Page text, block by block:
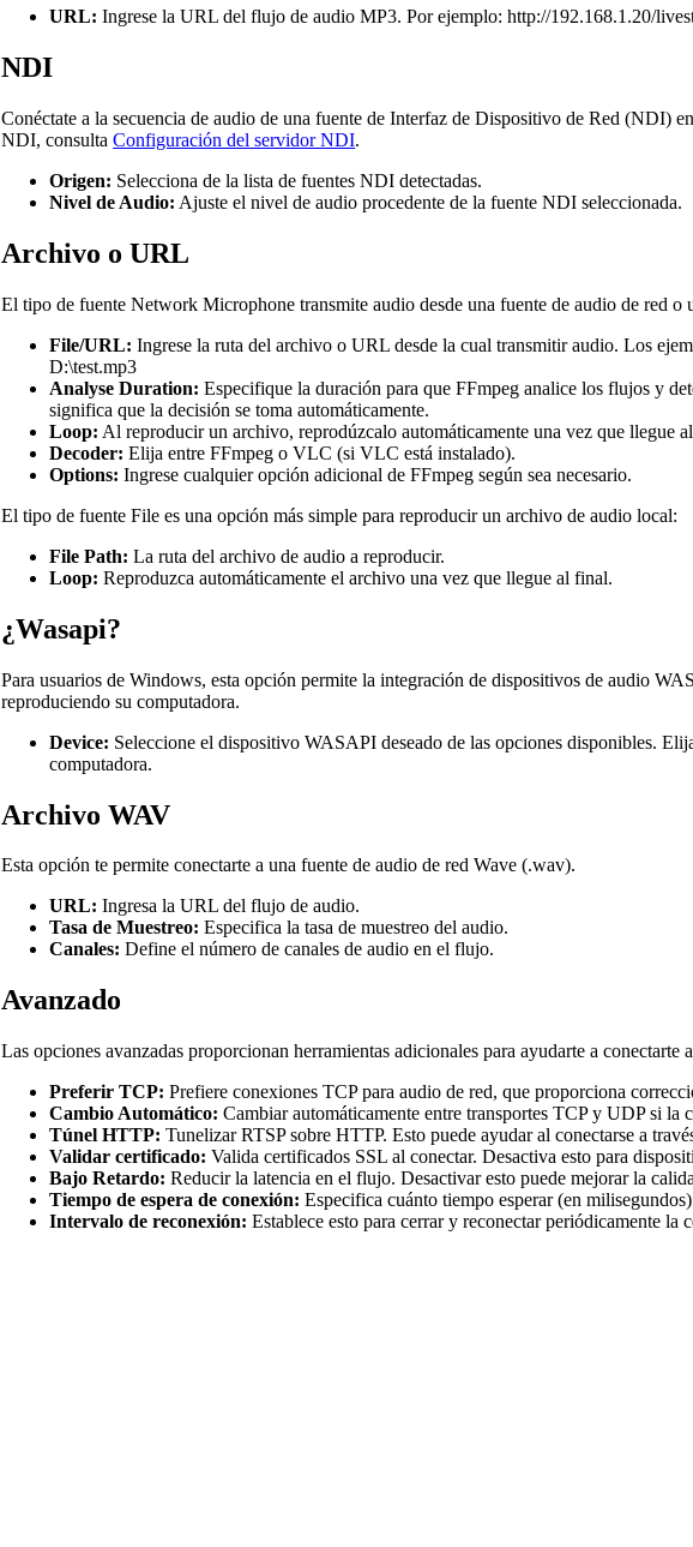
URL: Ingrese la URL del flujo de audio MP3. Por ejemplo: http://192.168.1.20/
NDI
Conéctate a la secuencia de audio de una fuente de Interfaz de Dispositivo de Red (NDI)
NDI, consultaConfiguración del servidor NDI.
Origen: Selecciona de la lista de fuentes NDI detectadas.
Nivel de Audio: Ajuste el nivel de audio procedente de la fuente NDI seleccionada.
Archivo o URL
El tipo de fuente Network Microphone transmite audio desde una fuente de audio de red o
File/URL: Ingrese la ruta del archivo o URL desde la cual transmitir audio. Los
D:\test.mp3
Analyse Duration: Especifique la duración para que FFmpeg analice los flujos y
significa que la decisión se toma automáticamente.
Loop: Al reproducir un archivo, reprodúzcalo automáticamente una vez que llegue
Decoder: Elija entre FFmpeg o VLC (si VLC está instalado).
Options: Ingrese cualquier opción adicional de FFmpeg según sea necesario.
El tipo de fuente File es una opción más simple para reproducir un archivo de audio local:
File Path: La ruta del archivo de audio a reproducir.
Loop: Reproduzca automáticamente el archivo una vez que llegue al final.
¿Wasapi?
Para usuarios de Windows, esta opción permite la integración de dispositivos de audio
reproduciendo su computadora.
Device: Seleccione el dispositivo WASAPI deseado de las opciones disponibles.
computadora.
Archivo WAV
Esta opción te permite conectarte a una fuente de audio de red Wave (.wav).
URL: Ingresa la URL del flujo de audio.
Tasa de Muestreo: Especifica la tasa de muestreo del audio.
Canales: Define el número de canales de audio en el flujo.
Avanzado
Las opciones avanzadas proporcionan herramientas adicionales para ayudarte a conectarte
Preferir TCP: Prefiere conexiones TCP para audio de red, que proporciona
Cambio Automático: Cambiar automáticamente entre transportes TCP y UDP si la
Túnel HTTP: Tunelizar RTSP sobre HTTP. Esto puede ayudar al conectarse a
Validar certificado: Valida certificados SSL al conectar. Desactiva esto para
Bajo Retardo: Reducir la latencia en el flujo. Desactivar esto puede mejorar la
Tiempo de espera de conexión: Especifica cuánto tiempo esperar (en
Intervalo de reconexión: Establece esto para cerrar y reconectar periódicamente